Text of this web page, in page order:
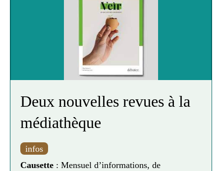
avez au moins 14 ans ?
Pour vous inscrire, c'est ici
Deux nouvelles revues à la
médiathèque
infos
Causette : Mensuel d’informations, de